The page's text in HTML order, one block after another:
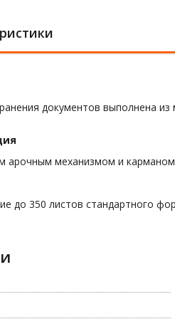
документов выполнена
арочным механизмом и
до 350 листов стандартного